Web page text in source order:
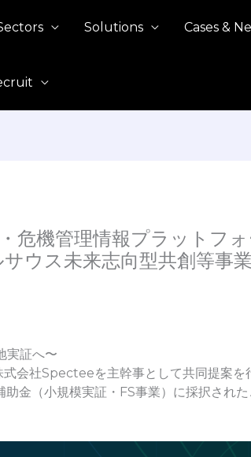
Solutions Cases &
危機管理情報プラットフ
ウス未来志向型共創等事
実証へ〜
会社Specteeを主幹事として共同提案を
金（小規模実証・FS事業）に採択され